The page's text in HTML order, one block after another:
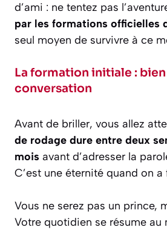
d’ami : ne tentez pas
par les formations officielles
seul moyen de survivre à ce
La formation initiale :
conversation
Avant de briller, vous allez
de rodage dure entre deux
mois avant d’adresser la
C’est une éternité quand on a
Vous ne serez pas un prince,
Votre quotidien se résume au